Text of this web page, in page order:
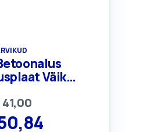
Väike
41,00